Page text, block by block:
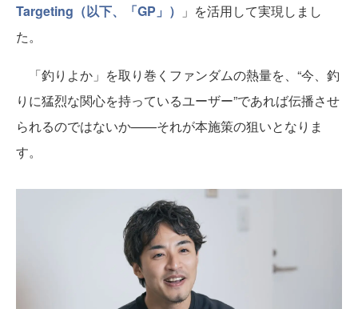
Targeting（以下、「GP」）
」を活用して実現しまし
た。
「釣りよか」を取り巻くファンダムの熱量を、“今、釣
りに猛烈な関心を持っているユーザー”であれば伝播させ
られるのではないか——それが本施策の狙いとなりま
す。